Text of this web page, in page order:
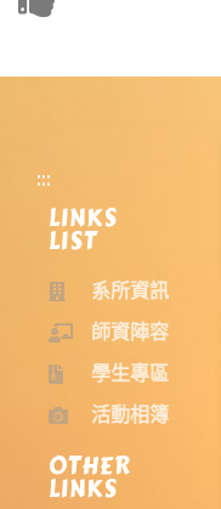
:::
LINKS
LIST
系所資訊
師資陣容
學生專區
活動相簿
OTHER
LINKS